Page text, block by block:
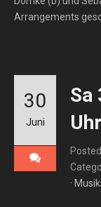
Arrangements
Sa
·
30
Juni